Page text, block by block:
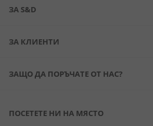
ЗА S&D
ЗА КЛИЕНТИ
ЗАЩО ДА ПОРЪЧАТЕ ОТ НАС?
ПОСЕТЕТЕ НИ НА МЯСТО